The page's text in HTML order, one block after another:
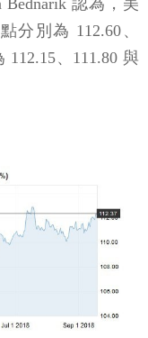
分別為 112.60、
112.15、111.80 與